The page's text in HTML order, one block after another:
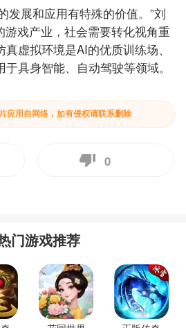
发展和应用有特殊的价值。”刘
戏产业，社会需要转化视角重
虚拟环境是AI的优质训练场、
具身智能、自动驾驶等领域。
应用自网络，如有侵权请联系删除
0
门游戏推荐